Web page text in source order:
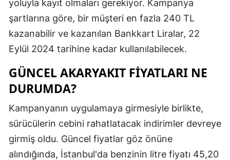
Malatya
Manisa
Muğla
Muş
Nevşehir
yoluyla kayıt olmaları gerekiyor. Kampanya
şartlarına göre, bir müşteri en fazla 240 TL
kazanabilir ve kazanılan Bankkart Liralar, 22
Eylül 2024 tarihine kadar kullanılabilecek.
GÜNCEL AKARYAKIT FIYATLARI NE
DURUMDA?
Kampanyanın uygulamaya girmesiyle birlikte,
sürücülerin cebini rahatlatacak indirimler devreye
girmiş oldu. Güncel fiyatlar göz önüne
alındığında, İstanbul'da benzinin litre fiyatı 45,20